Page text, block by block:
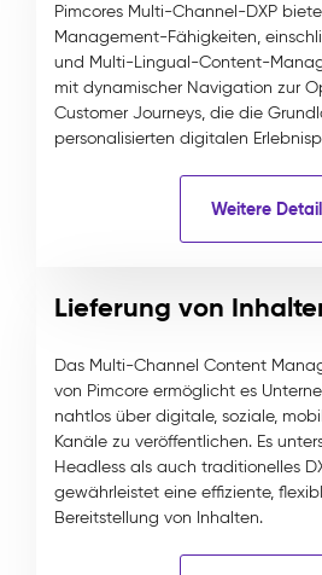
Pimcores Multi-Channel-DXP
Management-Fähigkeiten,
und Multi-Lingual-Content-
mit dynamischer Navigation zur
Customer Journeys, die die
personalisierten digitalen
Weitere
Lieferung von
Das Multi-Channel Content
von Pimcore ermöglicht es
nahtlos über digitale, soziale,
Kanäle zu veröffentlichen. Es
Headless als auch traditionelles
gewährleistet eine effiziente,
Bereitstellung von Inhalten.